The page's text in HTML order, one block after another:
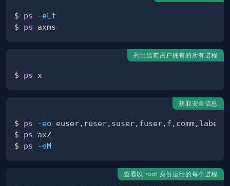
$ ps
-eLf
$ ps
列出当前用户拥有的所有进程
$ ps
获取安全信息
$ ps -eo
$ ps
$ ps -eM
查看以 root 身份运行的每个进程